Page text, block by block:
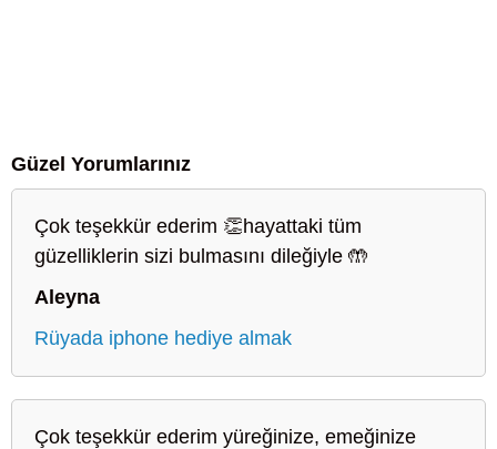
Güzel Yorumlarınız
Çok teşekkür ederim 👏hayattaki tüm
güzelliklerin sizi bulmasını dileğiyle 🤲
Aleyna
Rüyada iphone hediye almak
Çok teşekkür ederim yüreğinize, emeğinize